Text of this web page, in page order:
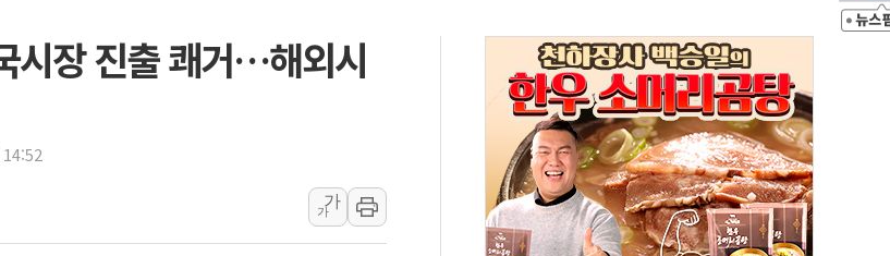
김민석, 2주차 제주·인천 경선서 정청래에 승리...47.75% vs 42.08%
인사하는 김민석 당대표 후보
[속보] 민주, 제주·인천 경선 결과 발표...김민석 47.75% 정청래 42.08%
[속보] 민주, 인천 경선 결과 발표...김민석 45.09% 정청래 43.27% 송영길 11.63%
[속보] 민주, 제주 경선 결과 발표...김민석 52.64% 정청래 39.89% 송영길 7.47%
이번주 국내 주요 금융일정(8.10~8.14)
美, 이란전 출구전략 만지작…공습 한계·탄약 부족 현실화
시장 진출 쾌거…해외시
가
가